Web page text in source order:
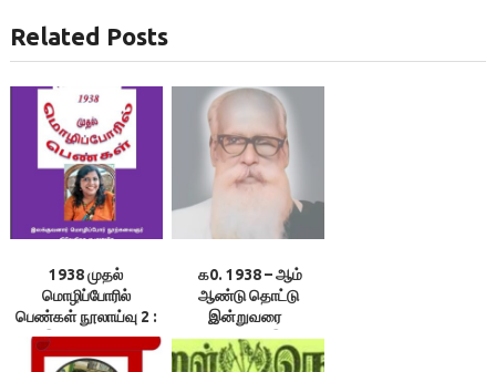
Related Posts
1938 முதல்
மொழிப்போரில்
பெண்கள் நூலாய்வு 2 :
இலக்குவனார்
திருவள்ளுவன்
க0. 1938 – ஆம்
ஆண்டு தொட்டு
இன்றுவரை
நீடித்துவரும்‘இந்தி’
எதிர்ப்பினால்